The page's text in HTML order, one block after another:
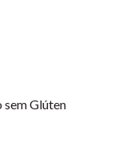
sem Glúten